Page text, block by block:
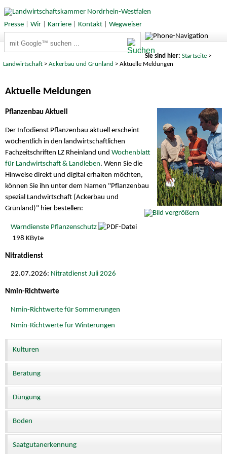
Presse| Wir| Karriere| Kontakt| Wegweiser
Sie sind hier: Startseite>
Landwirtschaft >Ackerbau und Grünland > Aktuelle Meldungen
Aktuelle Meldungen
Pflanzenbau Aktuell
Der Infodienst Pflanzenbau aktuell erscheint
wöchentlich in den landwirtschaftlichen
Fachzeitschriften LZ Rheinland und Wochenblatt
für Landwirtschaft & Landleben. Wenn Sie die
Hinweise direkt und digital erhalten möchten,
können Sie ihn unter dem Namen "Pflanzenbau
spezial Landwirtschaft (Ackerbau und
Grünland)" hier bestellen:
Warndienste Pflanzenschutz
198 KByte
Nitratdienst
22.07.2026: Nitratdienst Juli 2026
Nmin-Richtwerte
Nmin-Richtwerte für Sommerungen
Nmin-Richtwerte für Winterungen
Kulturen
Beratung
Düngung
Boden
Saatgutanerkennung